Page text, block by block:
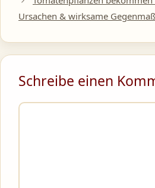
Ursachen & wirksame
Schreibe einen
Kommentar